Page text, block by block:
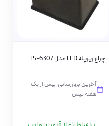
چراغ زیرپله LED مدل TS-6307
آخرین بروزرسانی: بیش از یک
هفته پیش